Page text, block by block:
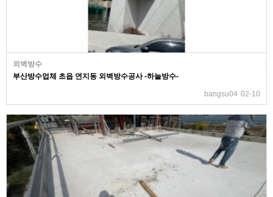
외벽방수
부산방수업체 초읍 연지동 외벽방수공사 -하늘방수-
bangsu04 02-10